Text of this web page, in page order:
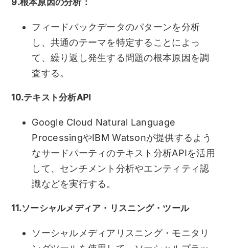
9.根本原因の分析：
フィードバックデータのパターンを分析
し、共通のテーマを特定することによっ
て、繰り返し発生する問題の根本原因を調
査する。
10.テキスト分析API
Google Cloud Natural Language
ProcessingやIBM Watsonが提供するよう
なサードパーティのテキスト分析APIを活用
して、センチメント分析やエンティティ認
識などを実行する。
11.ソーシャルメディア・リスニング・ツール
ソーシャルメディアリスニング・モニタリ